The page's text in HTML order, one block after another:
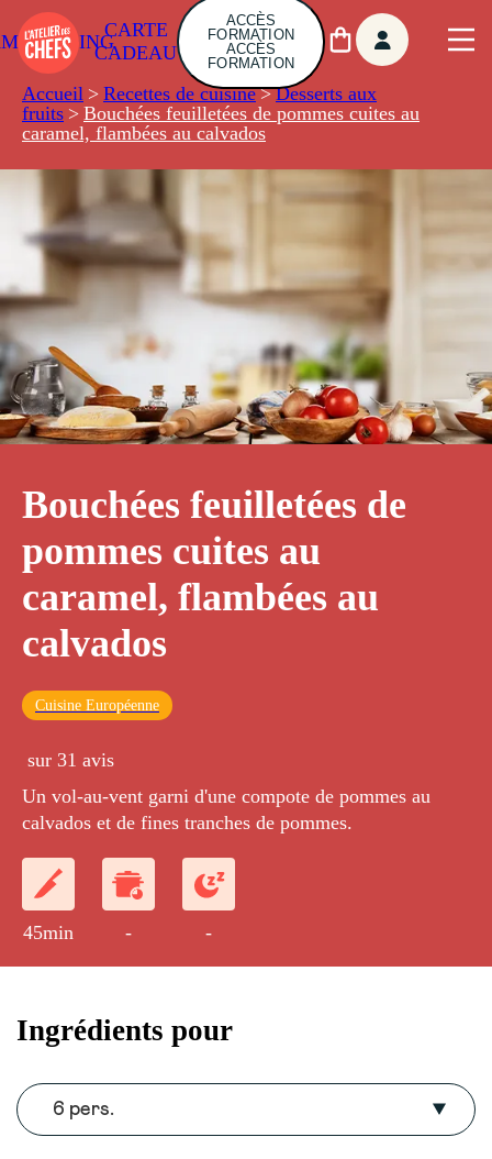
CARTE
CADEAU
ACCÈS
FORMATION
ACCÈS
FORMATION
Accueil > Recettes de cuisine > Desserts aux
fruits > Bouchées feuilletées de pommes cuites au
caramel, flambées au calvados
Bouchées feuilletées de
pommes cuites au
caramel, flambées au
calvados
Cuisine Européenne
sur 31 avis
Un vol-au-vent garni d'une compote de pommes au
calvados et de fines tranches de pommes.
45min - -
Ingrédients pour
6 pers.